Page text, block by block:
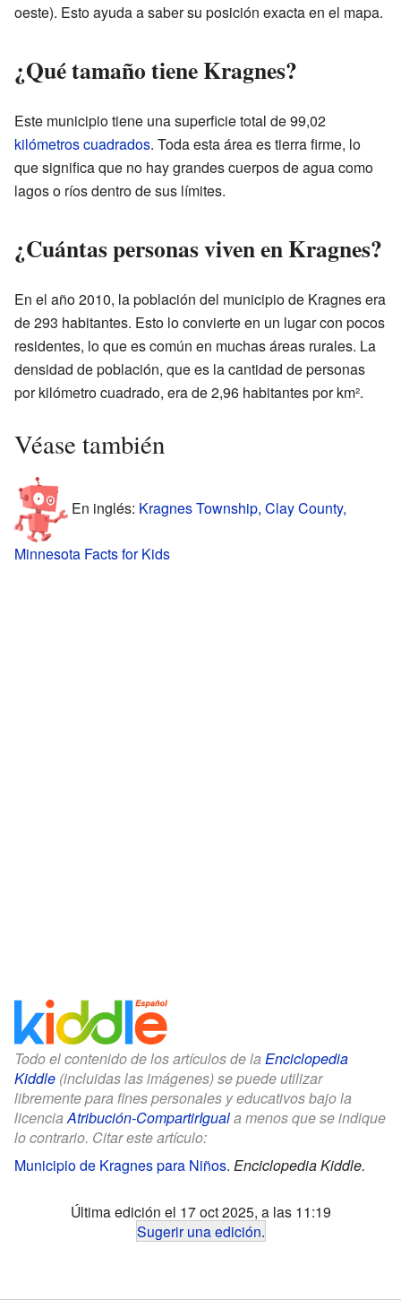
oeste). Esto ayuda a saber su posición exacta en el mapa.
¿Qué tamaño tiene Kragnes?
Este municipio tiene una superficie total de 99,02
kilómetros cuadrados. Toda esta área es tierra firme, lo
que significa que no hay grandes cuerpos de agua como
lagos o ríos dentro de sus límites.
¿Cuántas personas viven en Kragnes?
En el año 2010, la población del municipio de Kragnes era
de 293 habitantes. Esto lo convierte en un lugar con pocos
residentes, lo que es común en muchas áreas rurales. La
densidad de población, que es la cantidad de personas
por kilómetro cuadrado, era de 2,96 habitantes por km².
Véase también
En inglés: Kragnes Township, Clay County,
Minnesota Facts for Kids
Todo el contenido de los artículos de la Enciclopedia
Kiddle (incluidas las imágenes) se puede utilizar
libremente para fines personales y educativos bajo la
licenciaAtribución-CompartirIguala menos que se indique
lo contrario. Citar este artículo:
Municipio de Kragnes para Niños. Enciclopedia Kiddle.
Última edición el 17 oct 2025, a las 11:19
Sugerir una edición.